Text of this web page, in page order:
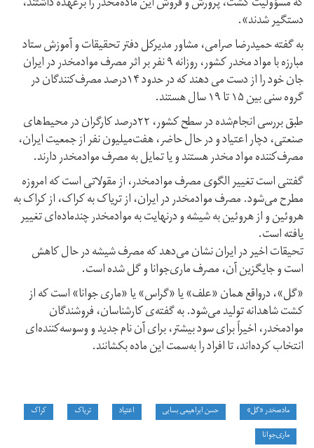
دستگیر شدند».
به گفته‌ حمیدرضا صرامی، مشاور مدیرکل دفتر تحقیقات و آموزش ستاد
مبارزه با مواد مخدر کشور، روزانه ۹ نفر بر اثر مصرف موادمخدر در ایران
جان خود را از دست می دهند که در حدود ۱۴درصد مصرف‌کنندگان در
گروه سنی بین ۱۵ تا ۱۹ سال هستند.
طبق بررسی انجام‌شده در سطح کشور، ۲۲درصد کارگران در محیط‌های
صنعتی، دچار اعتیاد و در حال حاضر، هفت‌میلیون نفر از جمعیت ایران،
مصرف‌کننده مواد مخدر هستند و یا تمایل به مصرف موادمخدر دارند.
گفتنی است تغییر الگوی مصرف موادمخدر، از مقولاتی است که امروزه
مطرح می‌شود. مصرف موادمخدر در ایران، از تریاک به کراک، از کراک به
هروئین و از هروئین به شیشه و درنهایت به موادمخدر چندماده‌ای تغییر
یافته است.
تحیقات اخیر در ایران نشان می‌دهد که مصرف شیشه در حال کاهش
است و جایگزین آن، مصرف ماری‌جوانا و گل شده است.
«گل»، درواقع همان «علف» یا «گراس» یا «ماری جوانا» است که از
کشت شاهدانه تولید می‌شود. به گفته‌ی کارشناسان، فروشندگان
موادمخدر، اخیراً برای سود بیشتر، برای آن نام جدید و وسوسه‌کننده‌ای
انتخاب کرده‌اند، تا افراد را به‌سمت این ماده بکشانند.
ماده‌مخدر «گل» حسن ابراهیمی بسابی اعتیاد تریاک
کراک
ماری‌جوانا